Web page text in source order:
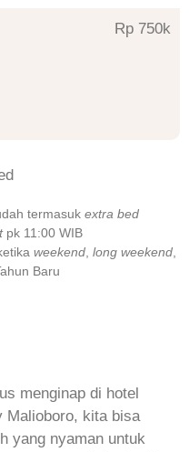
Rp 750
termasuk extra bed
pk 11:00 WIB
weekend long weekend
Baru
menginap di hotel
Malioboro, kita bisa
yang nyaman untuk